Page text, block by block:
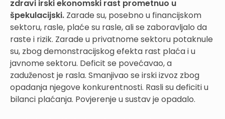
zdravi irski ekonomski rast prometnuo u
špekulacijski. Zarade su, posebno u financijskom
sektoru, rasle, plaće su rasle, ali se zaboravljalo da
raste i rizik. Zarade u privatnome sektoru potaknule
su, zbog demonstracijskog efekta rast plaća i u
javnome sektoru. Deficit se povećavao, a
zaduženost je rasla. Smanjivao se irski izvoz zbog
opadanja njegove konkurentnosti. Rasli su deficiti u
bilanci plaćanja. Povjerenje u sustav je opadalo.